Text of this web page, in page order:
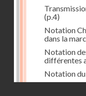
(p.4)
Notation
dans la
Notation
différentes
Notation